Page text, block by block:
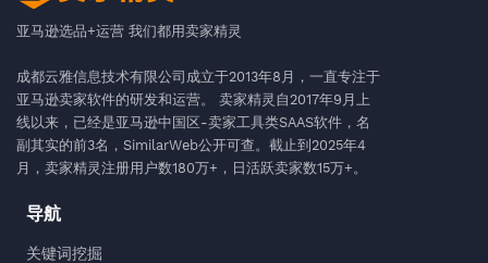
亚马逊选品+运营 我们都用卖家精灵
成都云雅信息技术有限公司成立于2013年8月，一直专注于
亚马逊卖家软件的研发和运营。 卖家精灵自2017年9月上
线以来，已经是亚马逊中国区-卖家工具类SAAS软件，名
副其实的前3名，SimilarWeb公开可查。截止到2025年4
月，卖家精灵注册用户数180万+，日活跃卖家数15万+。
导航
关键词挖掘